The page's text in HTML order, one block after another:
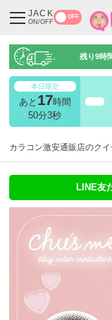
JACK
ON/OFF
OFF
残り9時
本日限定
あと 17時間
50分2秒
カラコン激安通販店のク
LINE友